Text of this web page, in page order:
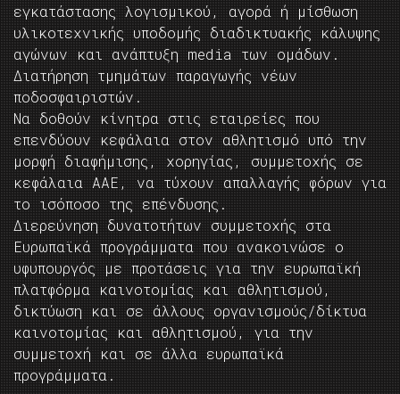
εγκατάστασης λογισμικού, αγορά ή μίσθωση
υλικοτεχνικής υποδομής διαδικτυακής κάλυψης
αγώνων και ανάπτυξη media των ομάδων.
Διατήρηση τμημάτων παραγωγής νέων
ποδοσφαιριστών.
Να δοθούν κίνητρα στις εταιρείες που
επενδύουν κεφάλαια στον αθλητισμό υπό την
μορφή διαφήμισης, χορηγίας, συμμετοχής σε
κεφάλαια ΑΑΕ, να τύχουν απαλλαγής φόρων για
το ισόποσο της επένδυσης.
Διερεύνηση δυνατοτήτων συμμετοχής στα
Ευρωπαϊκά προγράμματα που ανακοινώσε ο
υφυπουργός με προτάσεις για την ευρωπαϊκή
πλατφόρμα καινοτομίας και αθλητισμού,
δικτύωση και σε άλλους οργανισμούς/δίκτυα
καινοτομίας και αθλητισμού, για την
συμμετοχή και σε άλλα ευρωπαϊκά
προγράμματα.